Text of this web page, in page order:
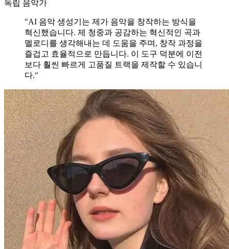
독립 음악가
"AI 음악 생성기는 제가 음악을 창작하는 방식을
혁신했습니다. 제 청중과 공감하는 혁신적인 곡과
멜로디를 생각해내는 데 도움을 주며, 창작 과정을
즐겁고 효율적으로 만듭니다. 이 도구 덕분에 이전
보다 훨씬 빠르게 고품질 트랙을 제작할 수 있습니
다."